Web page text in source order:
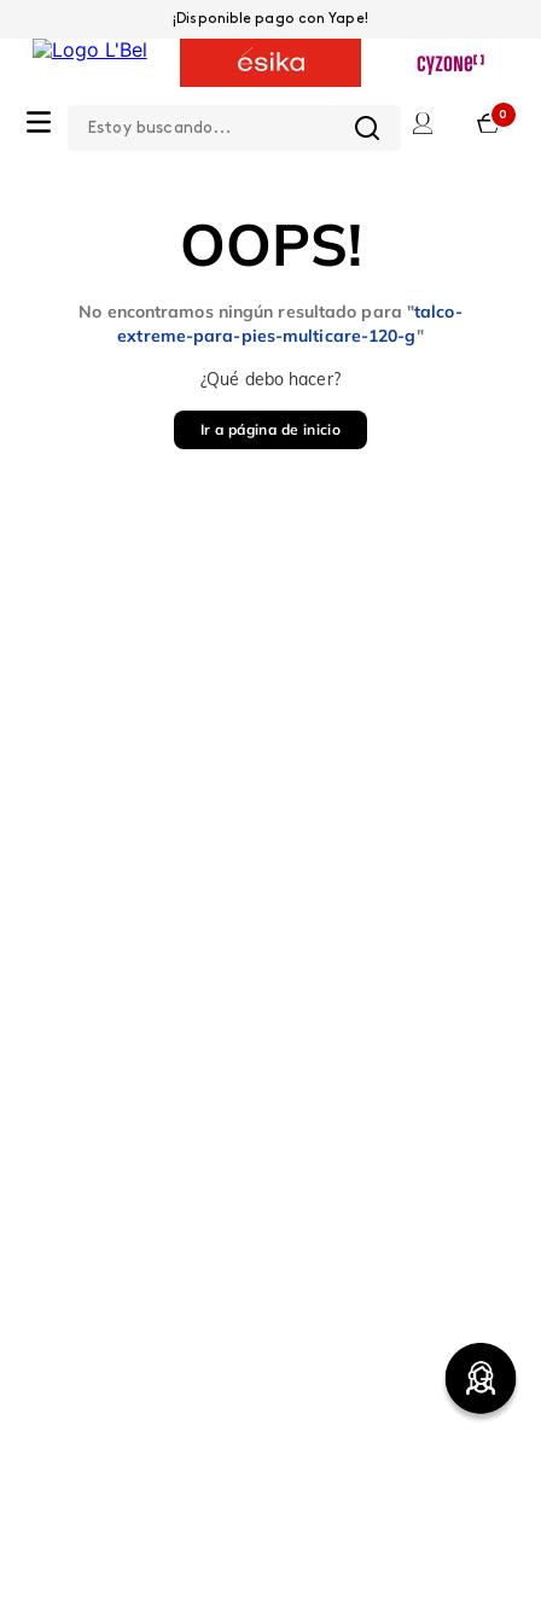
0
¡Disponible pago con Yape!
OOPS!
No encontramos ningún resultado para "talco-
extreme-para-pies-multicare-120-g"
¿Qué debo hacer?
Ir a página de inicio